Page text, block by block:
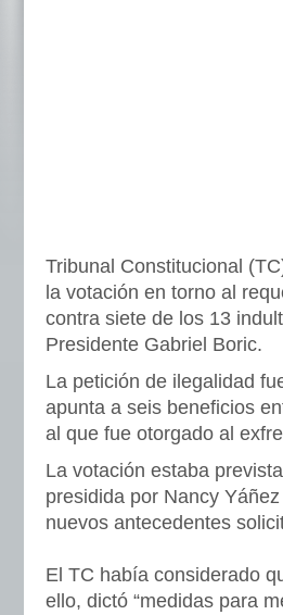
Tribunal Constitucional
la votación en torno al
contra siete de los 13
Presidente Gabriel Boric.
La petición de ilegalidad
apunta a seis beneficios
al que fue otorgado al
La votación estaba
presidida por Nancy
nuevos antecedentes
El TC había considerado
ello, dictó “medidas para